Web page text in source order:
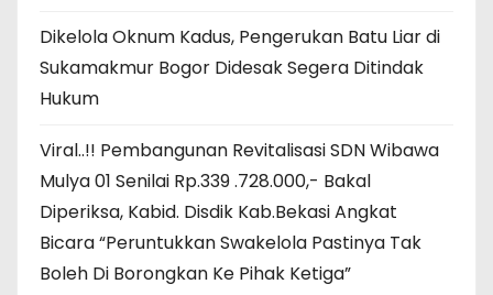
Dikelola Oknum Kadus, Pengerukan Batu Liar di
Sukamakmur Bogor Didesak Segera Ditindak
Hukum
Viral..!! Pembangunan Revitalisasi SDN Wibawa
Mulya 01 Senilai Rp.339 .728.000,- Bakal
Diperiksa, Kabid. Disdik Kab.Bekasi Angkat
Bicara “Peruntukkan Swakelola Pastinya Tak
Boleh Di Borongkan Ke Pihak Ketiga”